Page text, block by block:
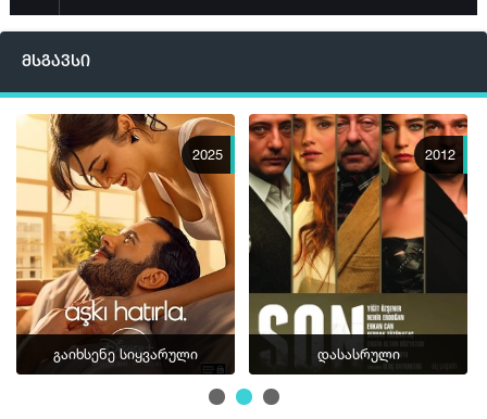
სერია 22
სერია 25
სერია 26
სერია 27
სერია 28
სერია 29
სერია 30
სერია 31
სერია 32
სერია 33
მსგავსი
2025
გაიხსენე სიყვარული
2012
დასასრული